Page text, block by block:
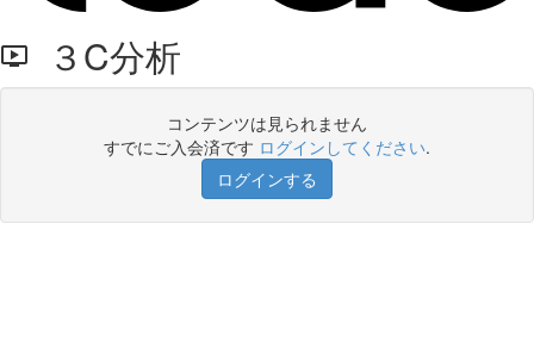
３C分析
コンテンツは見られません
すでにご入会済です ログインしてください.
ログインする